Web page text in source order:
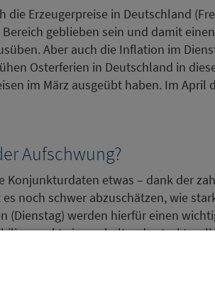
die Erzeugerpreise in Deutschland
geblieben sein und damit
Aber auch die Inflation im
Osterferien in Deutschland in
im März ausgeübt haben. Im
Aufschwung?
Konjunkturdaten etwas – dank der
noch schwer abzuschätzen, wie
(Dienstag) werden hierfür einen
eine anhaltende
wird kein tragfähiger
dann immer nur für eine temporäre